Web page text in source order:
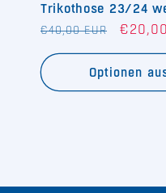
Trikothose 23/24
Normaler
€40,00 EUR
Optionen